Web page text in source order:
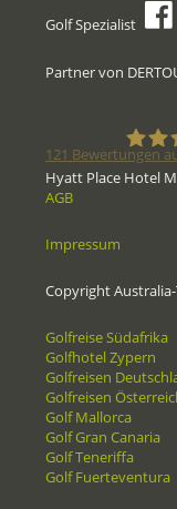
Golf Spezialist
Partner von
121 Bewertungen
Hyatt Place Hotel
AGB
Impressum
Copyright
Golfreise Südafrika
Golfhotel Zypern
Golfreisen
Golfreisen
Golf Mallorca
Golf Gran Canaria
Golf Teneriffa
Golf Fuerteventura